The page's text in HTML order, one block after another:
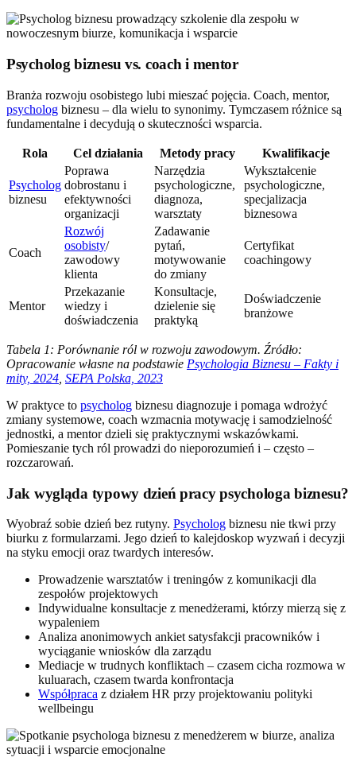
Psycholog biznesu vs. coach i mentor
Branża rozwoju osobistego lubi mieszać pojęcia. Coach, mentor,
psycholog biznesu – dla wielu to synonimy. Tymczasem różnice są
fundamentalne i decydują o skuteczności wsparcia.
Rola Cel działania Metody pracy Kwalifikacje
Psycholog
biznesu
Poprawa
dobrostanu i
efektywności
organizacji
Narzędzia
psychologiczne,
diagnoza,
warsztaty
Wykształcenie
psychologiczne,
specjalizacja
biznesowa
Coach
Rozwój
osobisty/
zawodowy
klienta
Zadawanie
pytań,
motywowanie
do zmiany
Certyfikat
coachingowy
Mentor
Przekazanie
wiedzy i
doświadczenia
Konsultacje,
dzielenie się
praktyką
Doświadczenie
branżowe
Tabela 1: Porównanie ról w rozwoju zawodowym. Źródło:
Opracowanie własne na podstawie Psychologia Biznesu – Fakty i
mity, 2024 SEPA Polska, 2023
W praktyce to psycholog biznesu diagnozuje i pomaga wdrożyć
zmiany systemowe, coach wzmacnia motywację i samodzielność
jednostki, a mentor dzieli się praktycznymi wskazówkami.
Pomieszanie tych ról prowadzi do nieporozumień i – często –
rozczarowań.
Jak wygląda typowy dzień pracy psychologa biznesu?
Wyobraź sobie dzień bez rutyny. Psycholog biznesu nie tkwi przy
biurku z formularzami. Jego dzień to kalejdoskop wyzwań i decyzji
na styku emocji oraz twardych interesów.
Prowadzenie warsztatów i treningów z komunikacji dla
zespołów projektowych
Indywidualne konsultacje z menedżerami, którzy mierzą się z
wypaleniem
Analiza anonimowych ankiet satysfakcji pracowników i
wyciąganie wniosków dla zarządu
Mediacje w trudnych konfliktach – czasem cicha rozmowa w
kuluarach, czasem twarda konfrontacja
Współpraca z działem HR przy projektowaniu polityki
wellbeingu